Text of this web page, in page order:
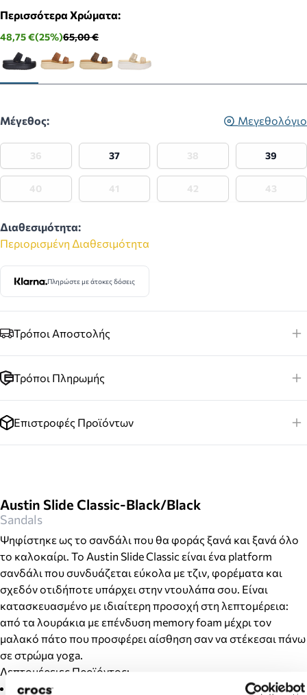
Περισσότερα Χρώματα:
48,75 €(25%)65,00 €
Μέγεθος: Μεγεθολόγιο
36 37 38 39
40 41 42 43
Διαθεσιμότητα:
Περιορισμένη Διαθεσιμότητα
Πληρώστε με άτοκες δόσεις
Τρόποι Αποστολής
Τρόποι Πληρωμής
Επιστροφές Προϊόντων
Austin Slide Classic-Black/Black
Sandals
Ψηφίστηκε ως το σανδάλι που θα φοράς ξανά και ξανά όλο
το καλοκαίρι. Το Austin Slide Classic είναι ένα platform
σανδάλι που συνδυάζεται εύκολα με τζιν, φορέματα και
σχεδόν οτιδήποτε υπάρχει στην ντουλάπα σου. Είναι
κατασκευασμένο με ιδιαίτερη προσοχή στη λεπτομέρεια:
από τα λουράκια με επένδυση memory foam μέχρι τον
μαλακό πάτο που προσφέρει αίσθηση σαν να στέκεσαι πάνω
σε στρώμα yoga.
Λεπτομέρειες Προϊόντος:
Συνθετικό επάνω μέρος